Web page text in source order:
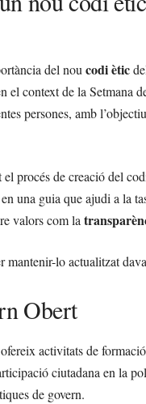
del noucodi ètic
context de la Setmana
persones, amb
procés de creació del
una guia que ajudi a la
valors com la
lo actualitzat
Obert
activitats de
ciutadana en la
de govern.